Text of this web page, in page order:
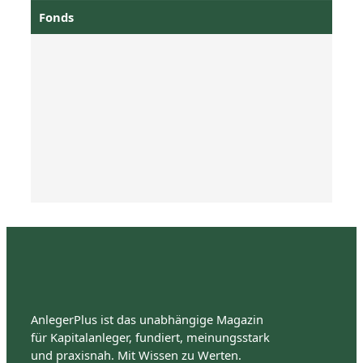
Fonds
AnlegerPlus ist das unabhängige Magazin
für Kapitalanleger, fundiert, meinungsstark
und praxisnah. Mit Wissen zu Werten.